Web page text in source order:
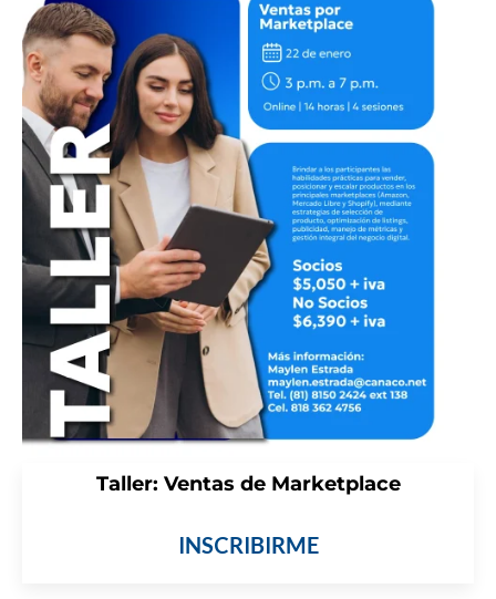
Taller: Ventas de Marketplace
INSCRIBIRME